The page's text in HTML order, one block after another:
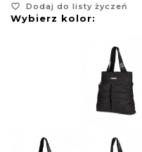
favorite_border
Dodaj do listy życzeń
Wybierz kolor: